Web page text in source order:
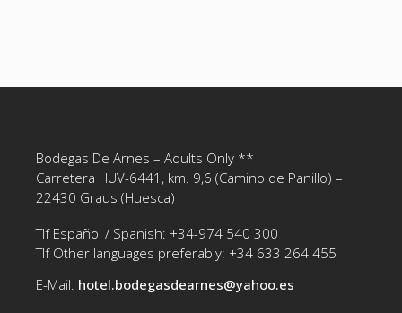
Bodegas De Arnes – Adults Only **
Carretera HUV-6441, km. 9,6 (Camino de Panillo) –
22430 Graus (Huesca)
Tlf Español / Spanish: +34-974 540 300
Tlf Other languages preferably: +34 633 264 455
E-Mail: hotel.bodegasdearnes@yahoo.es‎